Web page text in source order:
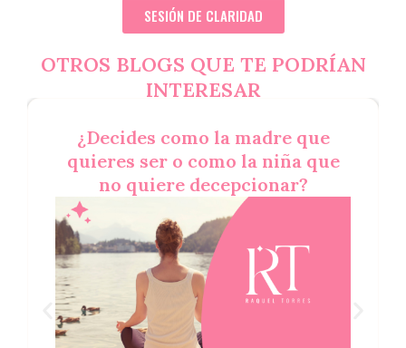
SESIÓN DE CLARIDAD
OTROS BLOGS QUE TE PODRÍAN
INTERESAR
¿Decides como la madre que
quieres ser o como la niña que
no quiere decepcionar?